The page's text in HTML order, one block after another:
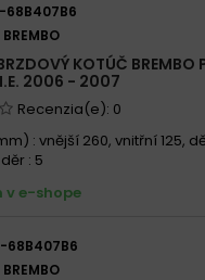
68B407B6
BREMBO
KOTÚČ
I.E. 2006 - 2007
Recenzia(e): 0
: vnější 260, vnitřní 125,
: 5
v e-shope
68B407B6
BREMBO